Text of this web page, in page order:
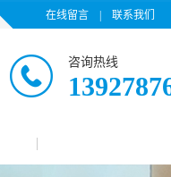
在线留言 联系我们
咨询热线